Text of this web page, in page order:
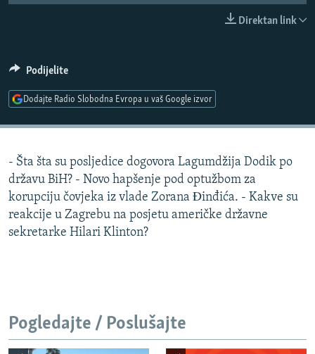
SPECIJALI RSE
VIŠE OD NASLOVA
TV LIBERTY
POST SCRIPTUM
MOJA EVROPA
PRATITE NAS
Sve RFE/RL stranice
Direktan link
Podijelite
Dodajte Radio Slobodna Evropa u vaš Google izvor
- Šta šta su posljedice dogovora Lagumdžija Dodik po
državu BiH? - Novo hapšenje pod optužbom za
korupciju čovjeka iz vlade Zorana Ðinđića. - Kakve su
reakcije u Zagrebu na posjetu američke državne
sekretarke Hilari Klinton?
Pogledajte / Poslušajte